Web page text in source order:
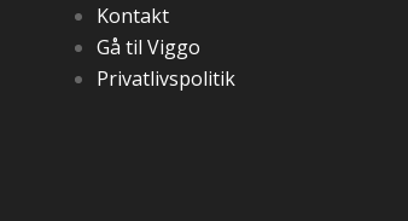
Kontakt
Gå til Viggo
Privatlivspolitik